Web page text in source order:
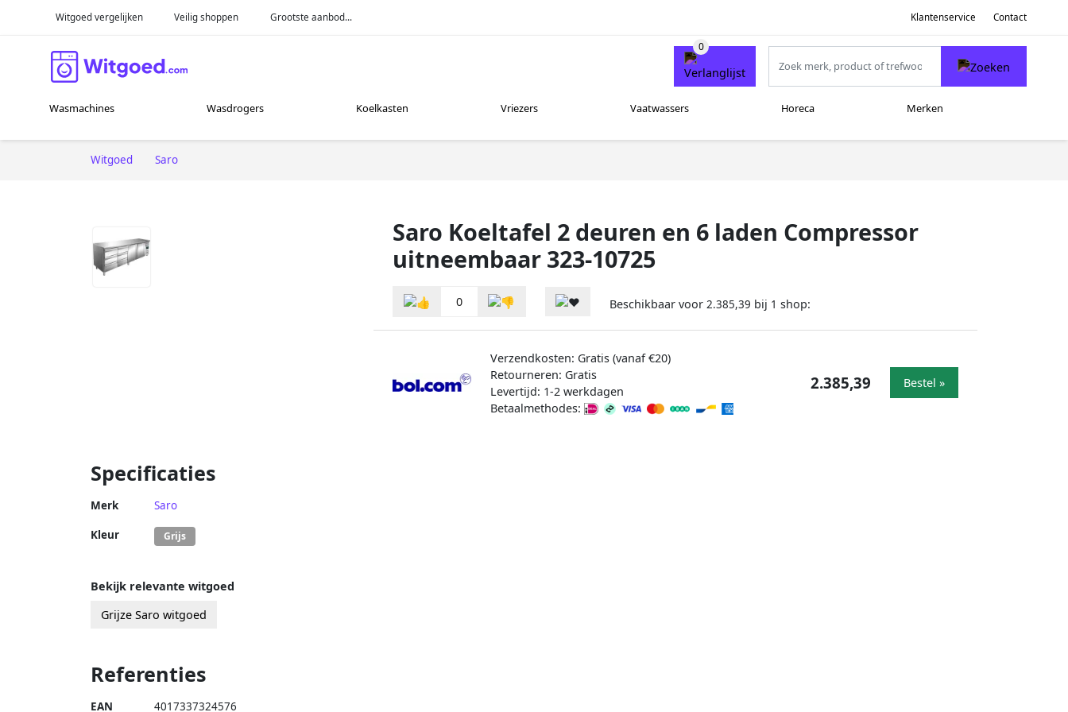
Witgoed vergelijken Veilig shoppen Grootste aanbod... Klantenservice Contact
Wasmachines Wasdrogers Koelkasten Vriezers Vaatwassers Horeca Merken
Witgoed Saro
Saro Koeltafel 2 deuren en 6 laden Compressor
uitneembaar 323-10725
0 Beschikbaar voor 2.385,39 bij 1 shop:
Verzendkosten: Gratis (vanaf €20)
Retourneren: Gratis
Levertijd: 1-2 werkdagen
Betaalmethodes:
2.385,39 Bestel »
Specificaties
Merk Saro
Kleur Grijs
Bekijk relevante witgoed
Grijze Saro witgoed
Referenties
EAN 4017337324576